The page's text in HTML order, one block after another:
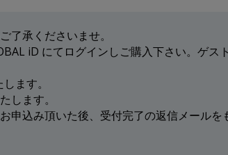
了承くださいませ。
iD にてログインしご購入下さい。ゲス
ます。
します。
申込み頂いた後、受付完了の返信メールを